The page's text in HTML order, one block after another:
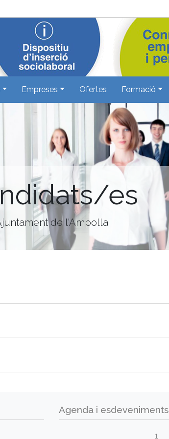
Empreses Ofertes Formació
es
de l'Ampolla
Agenda i esdeveniments
1